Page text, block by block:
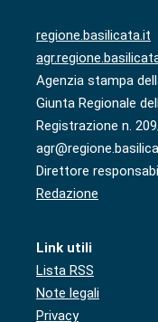
regione.basilicata.it
Agenzia stampa
Giunta Regionale
Registrazione n.
Direttore
Redazione
Link utili
Lista RSS
Note legali
Privacy